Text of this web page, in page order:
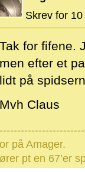
Skrev for
Tak for fifene.
men efter et
lidt på
Mvh Claus
på Amager.
pt en 67’er